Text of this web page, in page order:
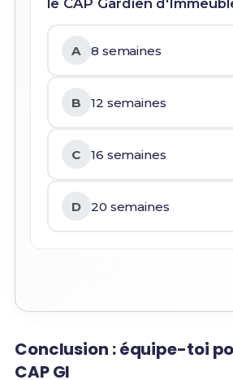
le CAP Gardien
A 8 semaines
B 12 semaines
C 16 semaines
D 20 semaines
Conclusion : équipe-toi
CAP GI